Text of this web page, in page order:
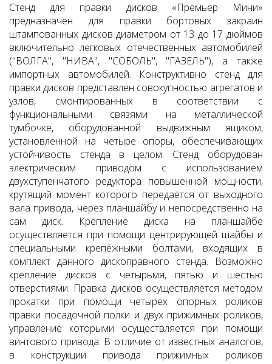
Стенд для правки дисков «Премьер Мини»
предназначен для правки бортовых закраин
штампованных дисков диаметром от 13 до 17 дюймов
включительно легковых отечественных автомобилей
("ВОЛГА", "НИВА", "СОБОЛЬ", "ГАЗЕЛЬ"), а также
импортных автомобилей. Конструктивно стенд для
правки дисков представлен совокупностью агрегатов и
узлов, смонтированных в соответствии с
функциональными связями на металлической
тумбочке, оборудованной выдвижным ящиком,
установленной на четыре опоры, обеспечивающих
устойчивость стенда в целом. Стенд оборудован
электрическим приводом с использованием
двухступенчатого редуктора повышенной мощности,
крутящий момент которого передаётся от выходного
вала привода, через планшайбу и непосредственно на
сам диск. Крепление диска на планшайбе
осуществляется при помощи центрирующей шайбы и
специальными крепёжными болтами, входящих в
комплект данного дископравного стенда. Возможно
крепление дисков с четырьмя, пятью и шестью
отверстиями. Правка дисков осуществляется методом
прокатки при помощи четырёх опорных роликов
правки посадочной полки и двух прижимных роликов,
управление которыми осуществляется при помощи
винтового привода. В отличие от известных аналогов,
в конструкции привода прижимных роликов